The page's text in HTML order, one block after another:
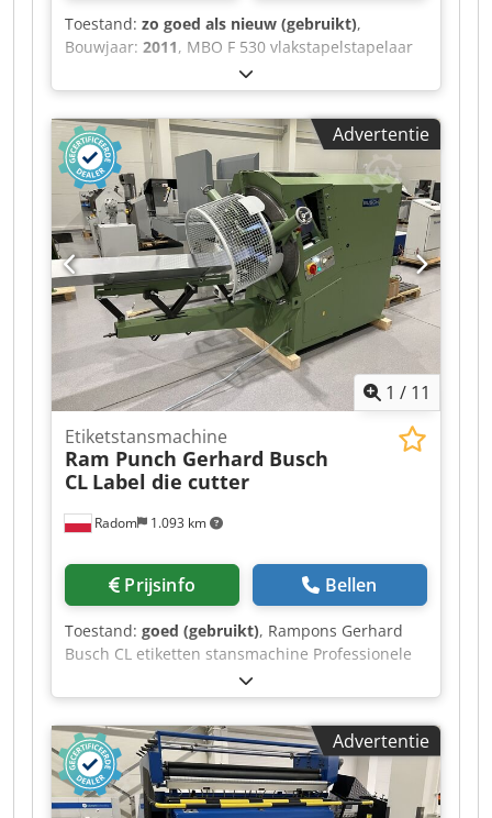
Toestand: zo goed als nieuw (gebruikt),
Bouwjaar: 2011, MBO F 530 vlakstapelstapelaar
Bograma BSR 550 UEB 550 stansstation 850
overbrengingssysteem Dkodszl Hlbspfx Aavor
701 stapeluitvoer, verlengde versie
Advertentie
1 / 11
Radom 1.093 km
Etiketstansmachine
Ram Punch Gerhard Busch
CL Label die cutter
Prijsinfo Bellen
Toestand: goed (gebruikt), Rampons Gerhard
Busch CL etiketten stansmachine Professionele
machine, gemaakt in Duitsland. Zeer goede
staat, direct inzetbaar. Busch is marktleider in
de productie van etiketteermachines en
uitstoters. 100% functioneel, zonder slijtage.
Technische specificaties: Max. formaat: 330x380
mm Min. formaat: 130x180 mm Cycli: 8/min
Advertentie